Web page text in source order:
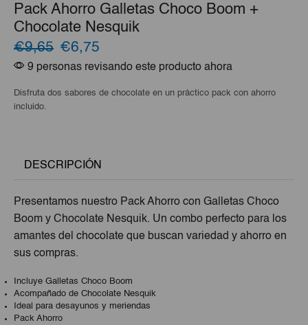
Pack Ahorro Galletas Choco Boom +
Chocolate Nesquik
€9,65 El
precio
original
€6,75
precio
actual
9 personas revisando este producto ahora
Disfruta dos sabores de chocolate en un práctico pack con ahorro
incluido.
DESCRIPCIÓN
Presentamos nuestro Pack Ahorro con Galletas Choco
Boom y Chocolate Nesquik. Un combo perfecto para los
amantes del chocolate que buscan variedad y ahorro en
sus compras.
Incluye Galletas Choco Boom
Acompañado de Chocolate Nesquik
Ideal para desayunos y meriendas
Pack Ahorro